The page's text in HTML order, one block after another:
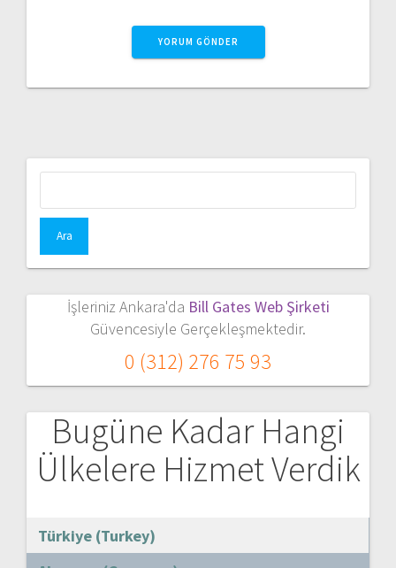
İşleriniz Ankara'da Bill Gates Web Şirketi
Güvencesiyle Gerçekleşmektedir.
0 (312) 276 75 93
Bugüne Kadar Hangi
Ülkelere Hizmet Verdik
Türkiye (Turkey)